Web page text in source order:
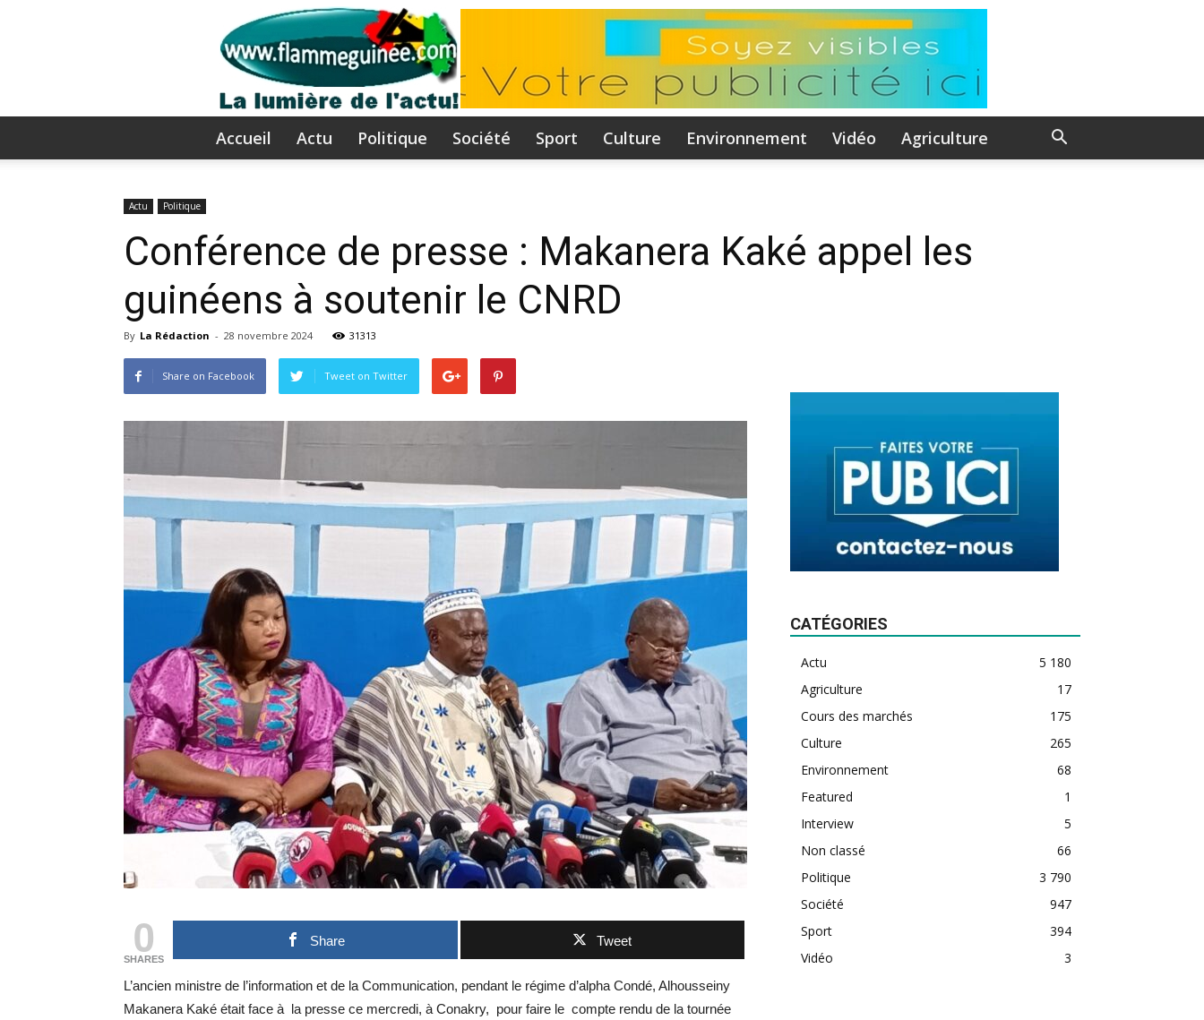
I
lumière
d'actualité!
Accueil Actu Politique Société Sport Culture Environnement Vidéo Agriculture
Actu Politique
Conférence de presse : Makanera Kaké appel les
guinéens à soutenir le CNRD
By La Rédaction - 28 novembre 2024 31313
Share on Facebook Tweet on Twitter
0
SHARES
Share Tweet
L’ancien ministre de l’information et de la Communication, pendant le régime d’alpha Condé, Alhousseiny
Makanera Kaké était face à la presse ce mercredi, à Conakry, pour faire le compte rendu de la tournée
CATÉGORIES
Actu
5 180
Agriculture
17
Cours des marchés
175
Culture
265
Environnement
68
Featured
1
Interview
5
Non classé
66
Politique
3 790
Société
947
Sport
394
Vidéo
3